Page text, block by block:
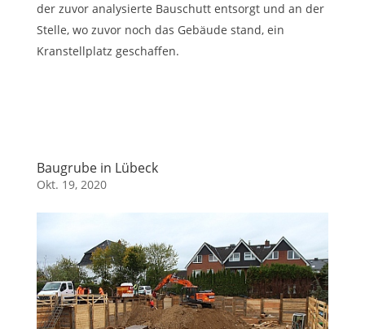
der zuvor analysierte Bauschutt entsorgt und an der
Stelle, wo zuvor noch das Gebäude stand, ein
Kranstellplatz geschaffen.
Baugrube in Lübeck
Okt. 19, 2020